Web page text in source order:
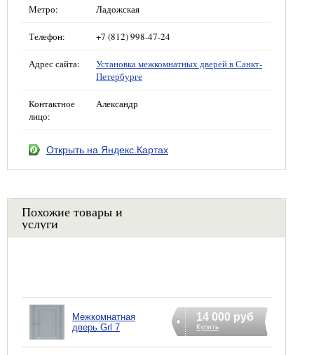
Метро: Ладожская
Телефон: +7 (812) 998-47-24
Адрес сайта:
Установка межкомнатных дверей в Санкт-
Петербурге
Контактное
лицо:
Александр
Открыть на Яндекс.Картах
Похожие товары и
услуги
Межкомнатная
дверь Grl 7
14 000 руб
Купить